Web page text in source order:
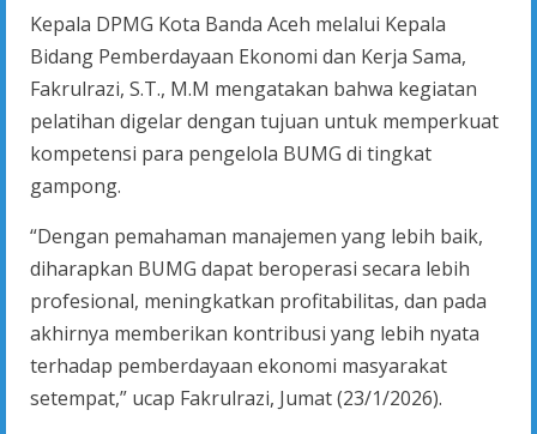
Kepala DPMG Kota Banda Aceh melalui Kepala
Bidang Pemberdayaan Ekonomi dan Kerja Sama,
Fakrulrazi, S.T., M.M mengatakan bahwa kegiatan
pelatihan digelar dengan tujuan untuk memperkuat
kompetensi para pengelola BUMG di tingkat
gampong.
“Dengan pemahaman manajemen yang lebih baik,
diharapkan BUMG dapat beroperasi secara lebih
profesional, meningkatkan profitabilitas, dan pada
akhirnya memberikan kontribusi yang lebih nyata
terhadap pemberdayaan ekonomi masyarakat
setempat,” ucap Fakrulrazi, Jumat (23/1/2026).